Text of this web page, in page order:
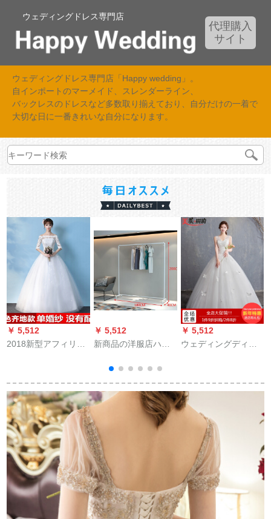
ウェディングドレス専門店
代理購入
サイト
ウェディングドレス専門店「Happy wedding」。
自インポートのマーメイド、スレンダーライン、
バックレスのドレスなど多数取り揃えており、自分だけの一着で
大切な日に一番きれいな自分になります。
￥ 5,512
2018新型アフィリエ
のサイズウェディン
グドレス冬C 25ウェ
ディングドレスXXL
￥ 5,512
新商品の洋服店ハン
ベールを展示してい
ます。男性用と女性
用の服を着地して着
ます。中島架側のハ
ンガーは180メートル
の高さの200白色の公
式の標準装備です。
￥ 5,512
ウェディングディン
レス2018新春冬新婦
結婚双肩V襟ロングリ
ムウエディングドレ
ス女性蘇州虎丘シン
グルウェディングXL